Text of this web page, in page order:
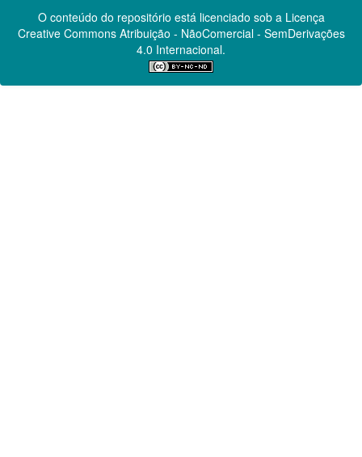
O conteúdo do repositório está licenciado sob a Licença
Creative CommonsAtribuição - NãoComercial - SemDerivações
4.0 Internacional.